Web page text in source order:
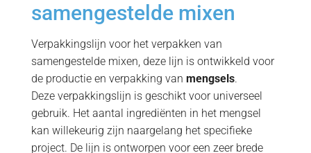
samengestelde mixen
Verpakkingslijn voor het verpakken van
samengestelde mixen, deze lijn is ontwikkeld voor
de productie en verpakking van mengsels.
Deze verpakkingslijn is geschikt voor universeel
gebruik. Het aantal ingrediënten in het mengsel
kan willekeurig zijn naargelang het specifieke
project. De lijn is ontworpen voor een zeer brede